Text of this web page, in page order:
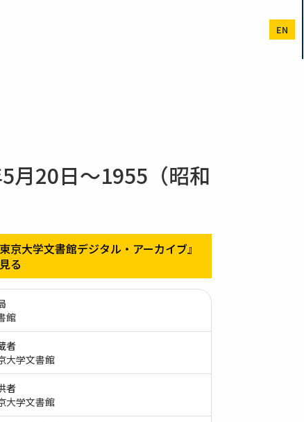
EN
月20日～1955（昭和
東京大学文書館デジタル・アーカイブ』
る
館
者
大学文書館
者
大学文書館